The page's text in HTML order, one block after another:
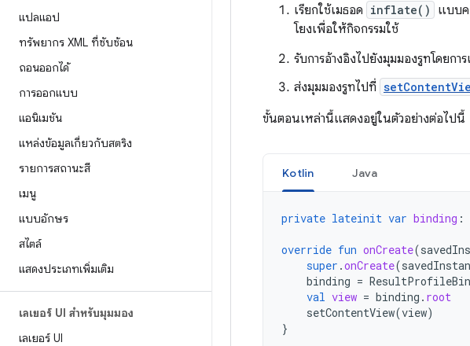
แปลแอป
ทรัพยากร XML ที่ซับซ้อน
ถอนออกได้
การออกแบบ
แอนิเมชัน
แหล่งข้อมูลเกี่ยวกับสตริง
รายการสถานะสี
เมนู
แบบอักษร
สไตล์
แสดงประเภทเพิ่มเติม
เลเยอร์ UI สำหรับมุมมอง
เลเยอร์ UI
เรียกใช้เมธอด inflate()
แบบค
โยงเพื่อให้กิจกรรมใช้
รับการอ้างอิงไปยังมุมมองรูทโดยการ
ส่งมุมมองรูทไปที่
ขั้นตอนเหล่านี้แสดงอยู่ในตัวอย่างต่อไปนี้
Kotlin Java
private lateinit var binding :
override fun onCreate(
super .onCreate(
binding =
val view = binding . root
setContentView(view)
}